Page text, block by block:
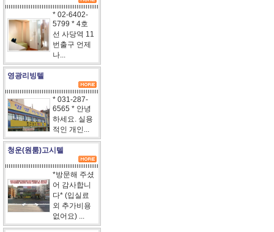
* 02-6402-
5799 * 4호
선 사당역 11
번출구 언제
나...
영광리빙텔
* 031-287-
6565 * 안녕
하세요. 실용
적인 개인...
청운(원룸)고시텔
*방문해 주셨
어 감사합니
다* (입실료
외 추가비용
없어요) ...